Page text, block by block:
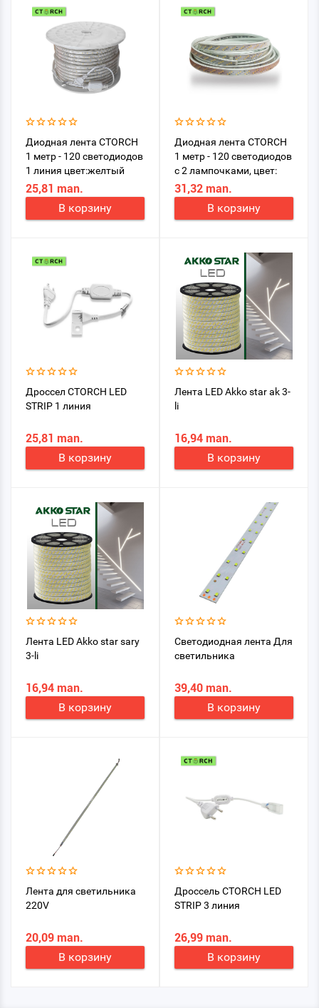
Диодная лента CTORCH
1 метр - 120 светодиодов
1 линия цвет:желтый
25,81 man.
В корзину
Диодная лента CTORCH
1 метр - 120 светодиодов
с 2 лампочками, цвет:
желтый
31,32 man.
В корзину
Дроссел CTORCH LED
STRIP 1 линия
25,81 man.
В корзину
Лента LED Akko star ak 3-
li
16,94 man.
В корзину
Лента LED Akko star sary
3-li
16,94 man.
В корзину
Светодиодная лента Для
светильника
39,40 man.
В корзину
Лента для светильника
220V
20,09 man.
В корзину
Дроссель CTORCH LED
STRIP 3 линия
26,99 man.
В корзину